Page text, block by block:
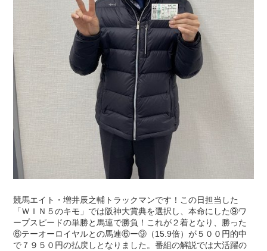
競馬エイト・増井辰之輔トラックマンです！この日担当した
「ＷＩＮ５のキモ」では阪神大賞典を選択し、本命にした⑨ワ
ープスピードの単勝と馬連で勝負！これが２着となり、勝った
⑥テーオーロイヤルとの馬連⑥ー⑨（15.9倍）が５００円的中
で７９５０円の払戻しとなりました。番組の解説では大活躍の